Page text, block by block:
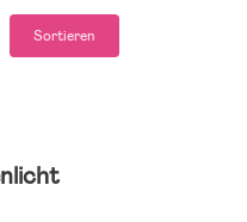
Sortieren